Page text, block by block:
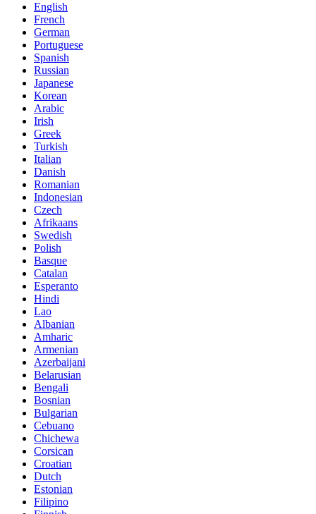
English
French
German
Portuguese
Spanish
Russian
Japanese
Korean
Arabic
Irish
Greek
Turkish
Italian
Danish
Romanian
Indonesian
Czech
Afrikaans
Swedish
Polish
Basque
Catalan
Esperanto
Hindi
Lao
Albanian
Amharic
Armenian
Azerbaijani
Belarusian
Bengali
Bosnian
Bulgarian
Cebuano
Chichewa
Corsican
Croatian
Dutch
Estonian
Filipino